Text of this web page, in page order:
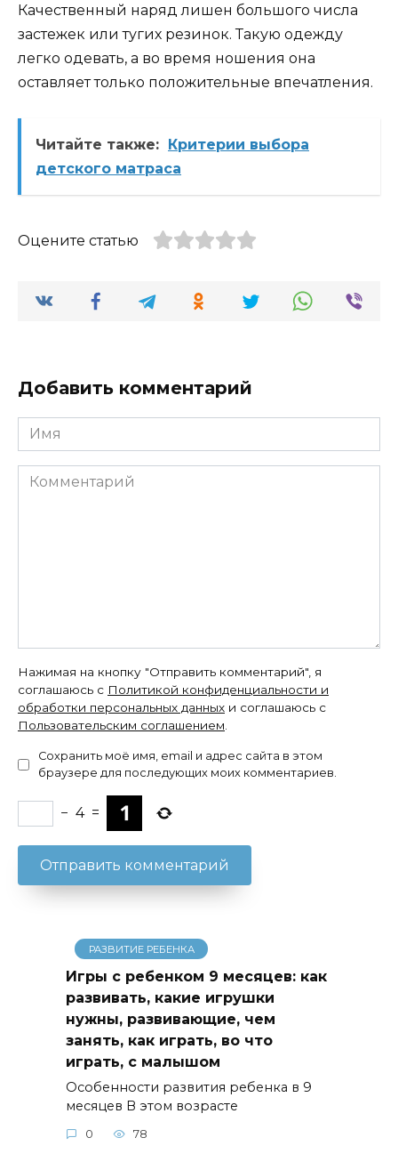
Качественный наряд лишен большого числа
застежек или тугих резинок. Такую одежду
легко одевать, а во время ношения она
оставляет только положительные впечатления.
Читайте также: Критерии выбора
детского матраса
Оцените статью
Добавить комментарий
Имя
Комментарий
Нажимая на кнопку "Отправить комментарий", я
соглашаюсь с Политикой конфиденциальности и
обработки персональных данных и соглашаюсь с
Пользовательским соглашением
Сохранить моё имя, email и адрес сайта в этом
браузере для последующих моих комментариев.
− 4 =
РАЗВИТИЕ РЕБЕНКА
Игры с ребенком 9 месяцев: как
развивать, какие игрушки
нужны, развивающие, чем
занять, как играть, во что
играть, с малышом
Особенности развития ребенка в 9
месяцев В этом возрасте
0 78